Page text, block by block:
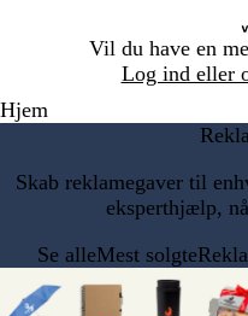
Vil du have en
Log ind eller
1
Hjem
Skab reklamegaver til
eksperthjælp,
Se alleMest solgte
Slides